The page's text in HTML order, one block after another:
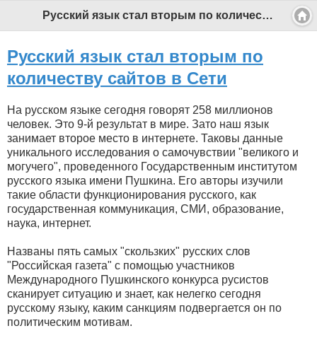
Русский язык стал вторым по количеству сайтов в Сети - Профессиональный педагог
Русский язык стал вторым по
количеству сайтов в Сети
На русском языке сегодня говорят 258 миллионов
человек. Это 9-й результат в мире. Зато наш язык
занимает второе место в интернете. Таковы данные
уникального исследования о самочувствии "великого и
могучего", проведенного Государственным институтом
русского языка имени Пушкина. Его авторы изучили
такие области функционирования русского, как
государственная коммуникация, СМИ, образование,
наука, интернет.
Названы пять самых "скользких" русских слов
"Российская газета" с помощью участников
Международного Пушкинского конкурса русистов
сканирует ситуацию и знает, как нелегко сегодня
русскому языку, каким санкциям подвергается он по
политическим мотивам.